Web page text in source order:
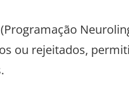
(Programação
ou rejeitados,